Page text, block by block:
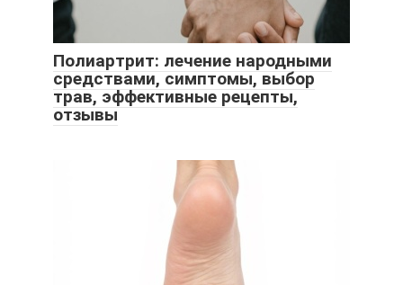
Полиартрит: лечение народными
средствами, симптомы, выбор
трав, эффективные рецепты,
отзывы